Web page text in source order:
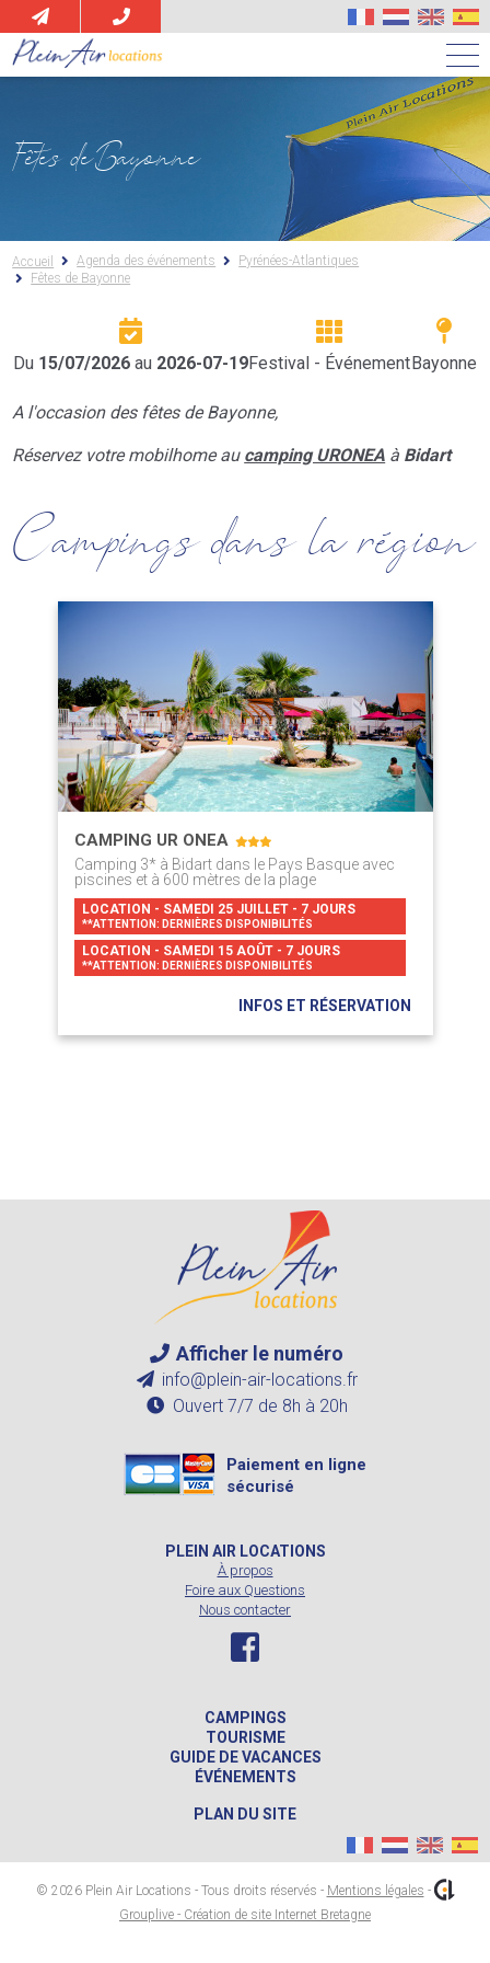
principal
Fêtes de Bayonne
Accueil Agenda des événements
Pyrénées-Atlantiques
Fêtes de Bayonne
Du 15/07/2026au 2026-07-19Festival - ÉvénementBayonne
A l'occasion des fêtes de Bayonne,
Réservez votre mobilhome au camping URONEA à Bidart
Campings dans la région
CAMPING UR ONEA
Camping 3* à Bidart dans le Pays Basque avec
piscines et à 600 mètres de la plage
LOCATION - SAMEDI 25 JUILLET - 7 JOURS
**ATTENTION: DERNIÈRES DISPONIBILITÉS
LOCATION - SAMEDI 15 AOÛT - 7 JOURS
**ATTENTION: DERNIÈRES DISPONIBILITÉS
INFOS ET RÉSERVATION
Afficher le numéro
info@plein-air-locations.fr
Ouvert 7/7 de 8h à 20h
Paiement en ligne
sécurisé
PLEIN AIR LOCATIONS
À propos
Foire aux Questions
Nous contacter
CAMPINGS
TOURISME
GUIDE DE VACANCES
ÉVÉNEMENTS
PLAN DU SITE
© 2026 Plein Air Locations - Tous droits réservés - Mentions légales -
Grouplive - Création de site Internet Bretagne